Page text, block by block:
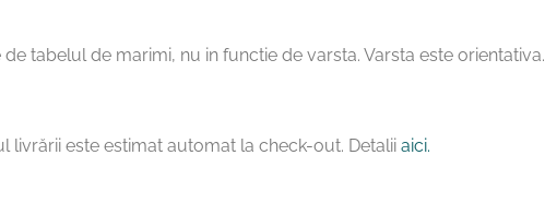
tabelul de marimi, nu in functie de varsta. Varsta este orientativa.
livrării este estimat automat la check-out. Detalii aici.